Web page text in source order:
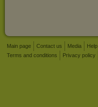
Main page Contact us Media Help
Terms and conditions
Privacy policy